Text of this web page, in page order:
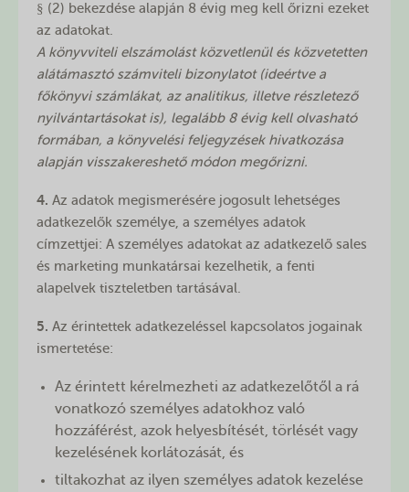
§ (2) bekezdése alapján 8 évig meg kell őrizni ezeket
az adatokat.
A könyvviteli elszámolást közvetlenül és közvetetten
alátámasztó számviteli bizonylatot (ideértve a
főkönyvi számlákat, az analitikus, illetve részletező
nyilvántartásokat is), legalább 8 évig kell olvasható
formában, a könyvelési feljegyzések hivatkozása
alapján visszakereshető módon megőrizni.
4. Az adatok megismerésére jogosult lehetséges
adatkezelők személye, a személyes adatok
címzettjei: A személyes adatokat az adatkezelő sales
és marketing munkatársai kezelhetik, a fenti
alapelvek tiszteletben tartásával.
5. Az érintettek adatkezeléssel kapcsolatos jogainak
ismertetése:
Az érintett kérelmezheti az adatkezelőtől a rá
vonatkozó személyes adatokhoz való
hozzáférést, azok helyesbítését, törlését vagy
kezelésének korlátozását, és
tiltakozhat az ilyen személyes adatok kezelése